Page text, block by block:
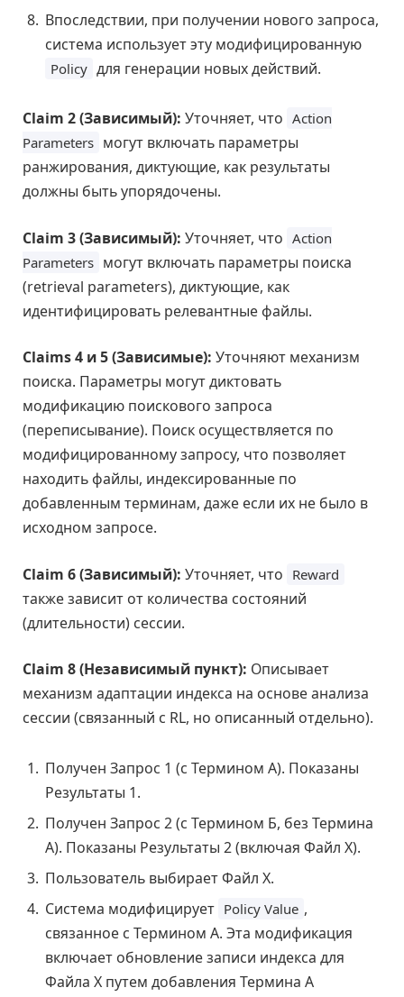
Впоследствии, при получении нового запроса,
система использует эту модифицированную
Policy для генерации новых действий.
Claim 2 (Зависимый): Уточняет, что Action
Parameters могут включать параметры
ранжирования, диктующие, как результаты
должны быть упорядочены.
Claim 3 (Зависимый): Уточняет, что Action
Parameters могут включать параметры поиска
(retrieval parameters), диктующие, как
идентифицировать релевантные файлы.
Claims 4 и 5 (Зависимые): Уточняют механизм
поиска. Параметры могут диктовать
модификацию поискового запроса
(переписывание). Поиск осуществляется по
модифицированному запросу, что позволяет
находить файлы, индексированные по
добавленным терминам, даже если их не было в
исходном запросе.
Claim 6 (Зависимый): Уточняет, что Reward
также зависит от количества состояний
(длительности) сессии.
Claim 8 (Независимый пункт): Описывает
механизм адаптации индекса на основе анализа
сессии (связанный с RL, но описанный отдельно).
Получен Запрос 1 (с Термином А). Показаны
Результаты 1.
Получен Запрос 2 (с Термином Б, без Термина
А). Показаны Результаты 2 (включая Файл Х).
Пользователь выбирает Файл Х.
Система модифицирует Policy Value ,
связанное с Термином А. Эта модификация
включает обновление записи индекса для
Файла Х путем добавления Термина А